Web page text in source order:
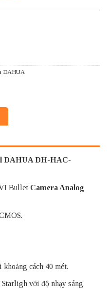
DAHUA
DAHUA DH-HAC-
Bullet Camera Analog
cách 40 mét.
với độ nhạy sáng